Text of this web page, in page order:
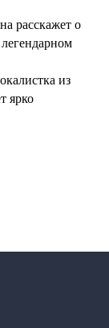
расскажет о
из
ярко